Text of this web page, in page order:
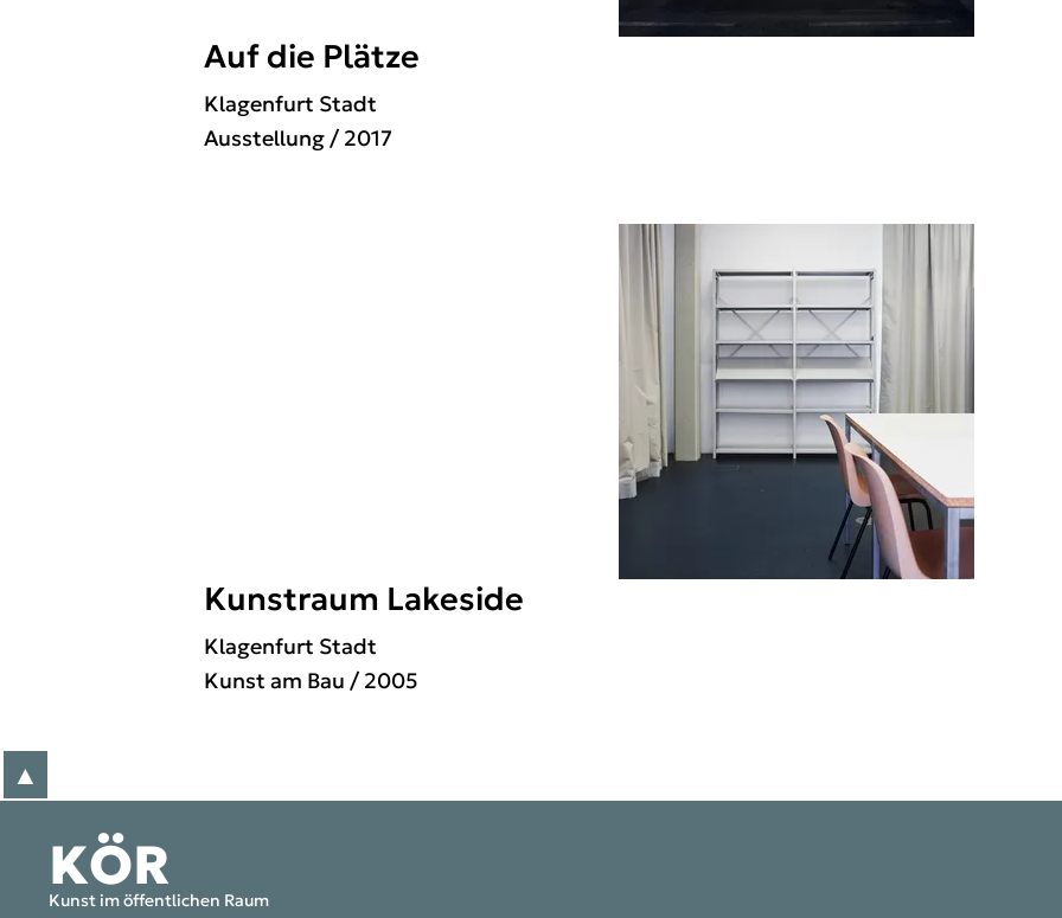
Auf die Plätze
Klagenfurt Stadt
Ausstellung / 2017
Kunstraum Lakeside
Klagenfurt Stadt
Kunst am Bau / 2005
▲
KÖR
Kunst im öffentlichen Raum